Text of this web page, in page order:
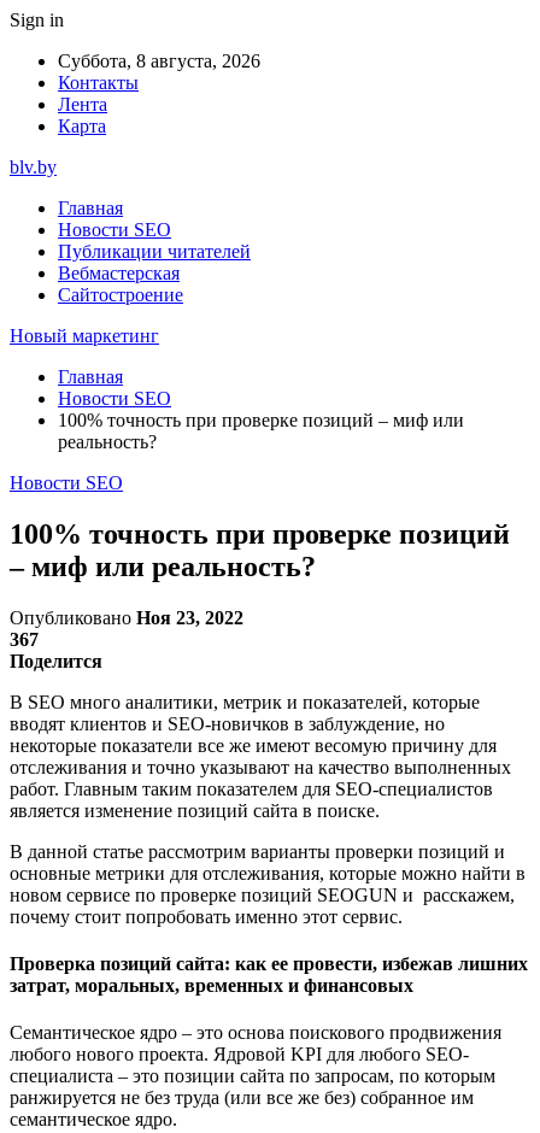
Sign in
Суббота, 8 августа, 2026
Контакты
Лента
Карта
blv.by
Главная
Новости SEO
Публикации читателей
Вебмастерская
Сайтостроение
Новый маркетинг
Главная
Новости SEO
100% точность при проверке позиций – миф или
реальность?
Новости SEO
100% точность при проверке позиций
– миф или реальность?
Опубликовано Ноя 23, 2022
367
Поделится
В SEO много аналитики, метрик и показателей, которые
вводят клиентов и SEO-новичков в заблуждение, но
некоторые показатели все же имеют весомую причину для
отслеживания и точно указывают на качество выполненных
работ. Главным таким показателем для SEO-специалистов
является изменение позиций сайта в поиске.
В данной статье рассмотрим варианты проверки позиций и
основные метрики для отслеживания, которые можно найти в
новом сервисе по проверке позиций SEOGUN и расскажем,
почему стоит попробовать именно этот сервис.
Проверка позиций сайта: как ее провести, избежав лишних
затрат, моральных, временных и финансовых
Семантическое ядро – это основа поискового продвижения
любого нового проекта. Ядровой KPI для любого SEO-
специалиста – это позиции сайта по запросам, по которым
ранжируется не без труда (или все же без) собранное им
семантическое ядро.